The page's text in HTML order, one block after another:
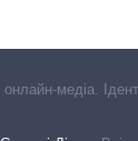
медіа.